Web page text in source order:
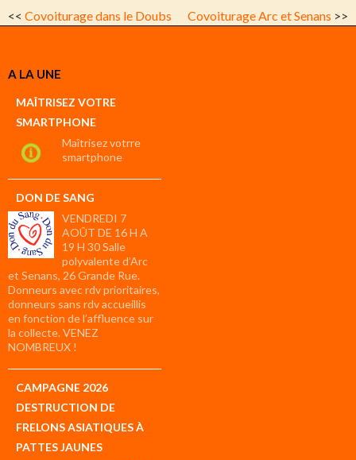
<< Covoiturage dans le Doubs Covoiturage Arc et Senans >>
A LA UNE
MAÎTRISEZ VOTRE
SMARTPHONE
Maîtrisez votrre
smartphone
DON DE SANG
VENDREDI 7
AOÛT DE 16 H A
19 H 30 Salle
polyvalente d’Arc
et Senans, 26 Grande Rue.
Donneurs avec rdv prioritaires,
donneurs sans rdv accueillis
en fonction de l’affluence sur
la collecte. VENEZ
NOMBREUX !
CAMPAGNE 2026
DESTRUCTION DE
FRELONS ASIATIQUES À
PATTES JAUNES